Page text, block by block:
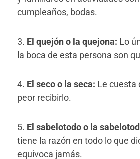
cumpleaños, bodas.
3. El quejón o la quejona: Lo
la boca de esta persona son
4. El seco o la seca: Le cuesta
peor recibirlo.
5. El sabelotodo o la
tiene la razón en todo lo que
equivoca jamás.